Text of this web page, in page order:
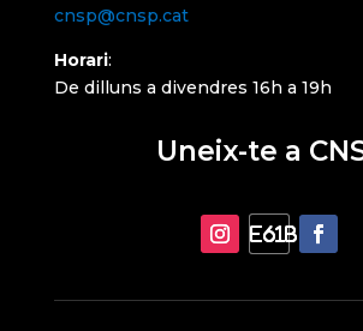
cnsp@cnsp.cat
Horari:
De dilluns a divendres 16h a 19h
Uneix-te a